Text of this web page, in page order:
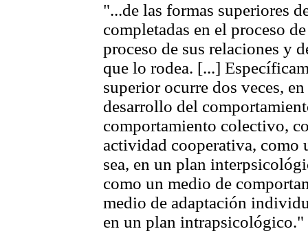
"...de las formas superiores
completadas en el proceso
proceso de sus relaciones y
que lo rodea. [...]
superior ocurre dos veces,
desarrollo del
comportamiento colectivo,
actividad cooperativa, como
sea, en un plan
como un medio de
medio de adaptación
en un plan